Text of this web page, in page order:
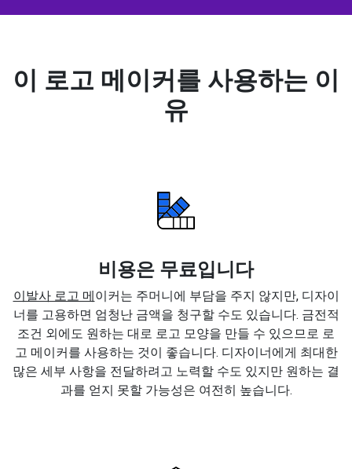
이 로고 메이커를 사용하는 이
유
비용은 무료입니다
이발사 로고 메이커는 주머니에 부담을 주지 않지만, 디자이
너를 고용하면 엄청난 금액을 청구할 수도 있습니다. 금전적
조건 외에도 원하는 대로 로고 모양을 만들 수 있으므로 로
고 메이커를 사용하는 것이 좋습니다. 디자이너에게 최대한
많은 세부 사항을 전달하려고 노력할 수도 있지만 원하는 결
과를 얻지 못할 가능성은 여전히 높습니다.